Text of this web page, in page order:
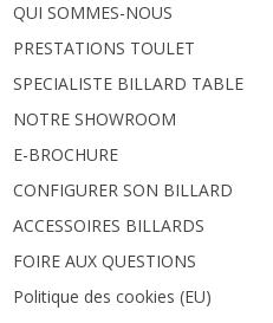
QUI SOMMES-NOUS
PRESTATIONS TOULET
SPECIALISTE BILLARD TABLE
NOTRE SHOWROOM
E-BROCHURE
CONFIGURER SON BILLARD
ACCESSOIRES BILLARDS
FOIRE AUX QUESTIONS
Politique des cookies (EU)